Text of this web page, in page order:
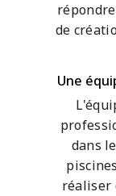
de
Une
dans
réaliser